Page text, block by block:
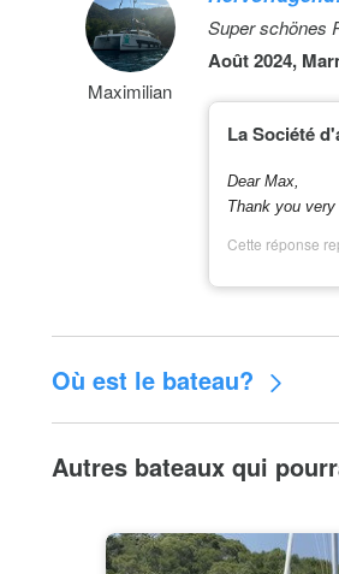
Vedette (Hors-bord): 2500€
Suzuki)(Subject to availability)
Oreillers supplémentaires
Highfield Center Console
center console sport dinghy
Machine à café
Scooter de mer
Cuisinier
Serviette de plage
Maximilian
Super schönes
Août 2024,
La Société
Dear Max,
Thank you
Cette réponse
Où est le bateau?
Autres bateaux qui